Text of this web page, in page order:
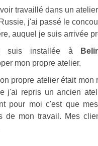
travaillé dans un
j'ai passé le
auquel je suis arrivée
suis installée à
mon propre atelier.
propre atelier était mon
j'ai repris un ancien
pour moi c'est que
de mon travail. Mes